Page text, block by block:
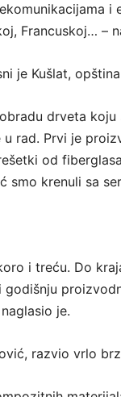
i
Francuskoj… –
je Kušlat,
drveta
rad. Prvi je
od
smo krenuli sa
i treću. Do
je.
razvio vrlo